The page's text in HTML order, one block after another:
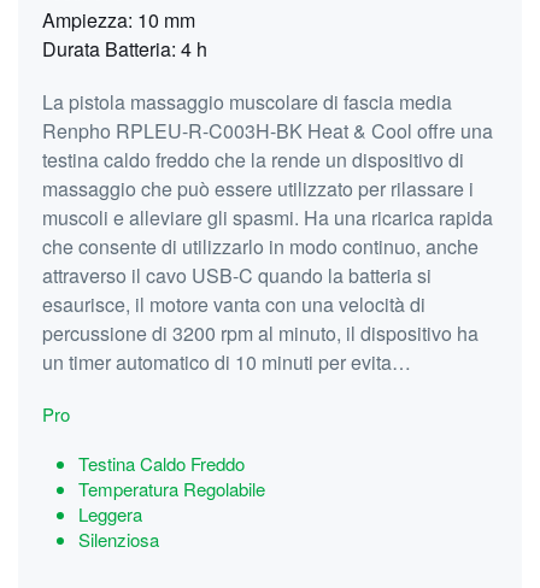
Ampiezza: 10 mm
Durata Batteria: 4 h
La pistola massaggio muscolare di fascia media
Renpho RPLEU-R-C003H-BK Heat & Cool offre una
testina caldo freddo che la rende un dispositivo di
massaggio che può essere utilizzato per rilassare i
muscoli e alleviare gli spasmi. Ha una ricarica rapida
che consente di utilizzarlo in modo continuo, anche
attraverso il cavo USB-C quando la batteria si
esaurisce, il motore vanta con una velocità di
percussione di 3200 rpm al minuto, il dispositivo ha
un timer automatico di 10 minuti per evita…
Pro
Testina Caldo Freddo
Temperatura Regolabile
Leggera
Silenziosa